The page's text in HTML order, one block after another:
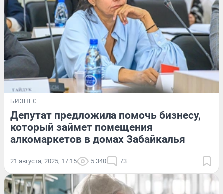
БИЗНЕС
Депутат предложила помочь бизнесу,
который займет помещения
алкомаркетов в домах Забайкалья
21 августа, 2025, 17:15 5 340 73